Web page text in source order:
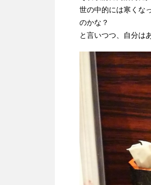
世の中的には寒くな
のかな？
と言いつつ、自分は